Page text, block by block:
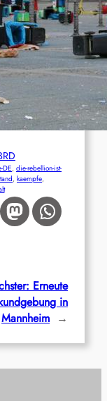
DE, die-rebellion-ist-
, kaempfe
Erneute
in
Mannheim →